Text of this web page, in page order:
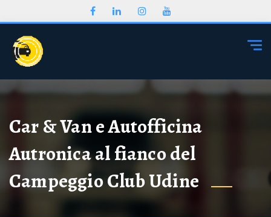
Car & Van e Autofficina
Autronica al fianco del
Campeggio Club Udine